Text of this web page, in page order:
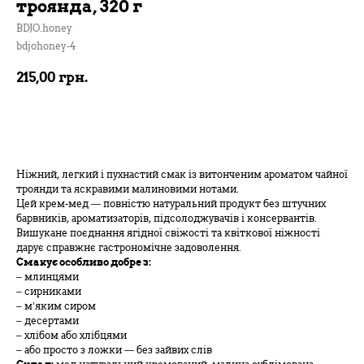
троянда, 320 г
BDJO.honey
bdjohoney-4
215,00 грн.
Ніжний, легкий і пухнастий смак із витонченим ароматом чайної
троянди та яскравими малиновими нотами.
Цей крем-мед — повністю натуральний продукт без штучних
барвників, ароматизаторів, підсолоджувачів і консервантів.
Вишукане поєднання ягідної свіжості та квіткової ніжності
дарує справжнє гастрономічне задоволення.
Смакує особливо добре з:
– млинцями
– сирниками
– м’яким сиром
– десертами
– хлібом або хлібцями
– або просто з ложки — без зайвих слів